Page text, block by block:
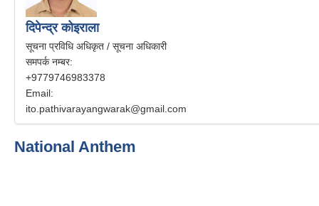
दिपेन्द्र कोइराला
सूचना प्रविधि अधिकृत / सूचना अधिकारी
समपर्क नम्बर:
+9779746983378
Email:
ito.pathivarayangwarak@gmail.com
National Anthem